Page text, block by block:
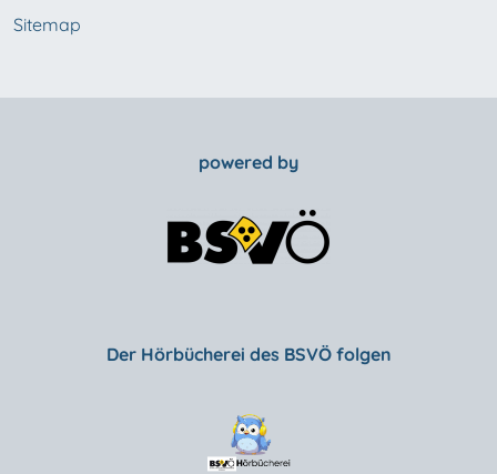
Sitemap
powered by
Der Hörbücherei des BSVÖ folgen